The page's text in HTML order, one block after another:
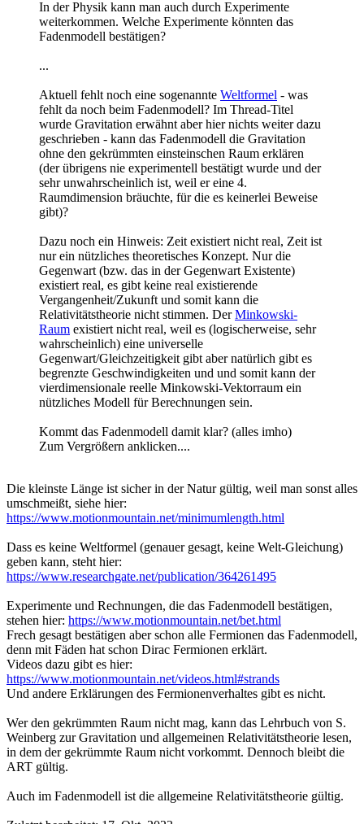
In der Physik kann man auch durch Experimente
weiterkommen. Welche Experimente könnten das
Fadenmodell bestätigen?
...
Aktuell fehlt noch eine sogenannte Weltformel - was
fehlt da noch beim Fadenmodell? Im Thread-Titel
wurde Gravitation erwähnt aber hier nichts weiter dazu
geschrieben - kann das Fadenmodell die Gravitation
ohne den gekrümmten einsteinschen Raum erklären
(der übrigens nie experimentell bestätigt wurde und der
sehr unwahrscheinlich ist, weil er eine 4.
Raumdimension bräuchte, für die es keinerlei Beweise
gibt)?
Dazu noch ein Hinweis: Zeit existiert nicht real, Zeit ist
nur ein nützliches theoretisches Konzept. Nur die
Gegenwart (bzw. das in der Gegenwart Existente)
existiert real, es gibt keine real existierende
Vergangenheit/Zukunft und somit kann die
Relativitätstheorie nicht stimmen. DerMinkowski-
Raum existiert nicht real, weil es (logischerweise, sehr
wahrscheinlich) eine universelle
Gegenwart/Gleichzeitigkeit gibt aber natürlich gibt es
begrenzte Geschwindigkeiten und und somit kann der
vierdimensionale reelle Minkowski-Vektorraum ein
nützliches Modell für Berechnungen sein.
Kommt das Fadenmodell damit klar? (alles imho)
Zum Vergrößern anklicken....
Die kleinste Länge ist sicher in der Natur gültig, weil man sonst alles
umschmeißt, siehe hier:
https://www.motionmountain.net/minimumlength.html
Dass es keine Weltformel (genauer gesagt, keine Welt-Gleichung)
geben kann, steht hier:
https://www.researchgate.net/publication/364261495
Experimente und Rechnungen, die das Fadenmodell bestätigen,
stehen hier: https://www.motionmountain.net/bet.html
Frech gesagt bestätigen aber schon alle Fermionen das Fadenmodell,
denn mit Fäden hat schon Dirac Fermionen erklärt.
Videos dazu gibt es hier:
https://www.motionmountain.net/videos.html#strands
Und andere Erklärungen des Fermionenverhaltes gibt es nicht.
Wer den gekrümmten Raum nicht mag, kann das Lehrbuch von S.
Weinberg zur Gravitation und allgemeinen Relativitätstheorie lesen,
in dem der gekrümmte Raum nicht vorkommt. Dennoch bleibt die
ART gültig.
Auch im Fadenmodell ist die allgemeine Relativitätstheorie gültig.